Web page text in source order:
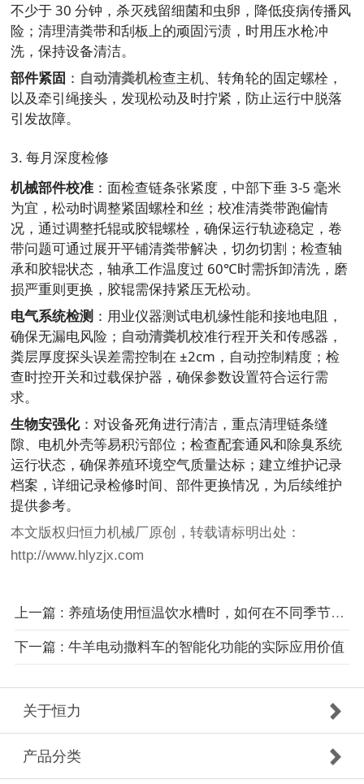
不少于 30 分钟，杀灭残留细菌和虫卵，降低疫病传播风
险；清理清粪带和刮板上的顽固污渍，时用压水枪冲
洗，保持设备清洁。
部件紧固 ： 自动清粪机检查主机、转角轮的固定螺栓，
以及牵引绳接头，发现松动及时拧紧，防止运行中脱落
引发故障。
3. 每月深度检修
机械部件校准 ：面检查链条张紧度，中部下垂 3-5 毫米
为宜，松动时调整紧固螺栓和丝；校准清粪带跑偏情
况，通过调整托辊或胶辊螺栓，确保运行轨迹稳定，卷
带问题可通过展开平铺清粪带解决，切勿切割；检查轴
承和胶辊状态，轴承工作温度过 60℃时需拆卸清洗，磨
损严重则更换，胶辊需保持紧压无松动。
电气系统检测 ：用业仪器测试电机缘性能和接地电阻，
确保无漏电风险； 自动清粪机校准行程开关和传感器，
粪层厚度探头误差需控制在 ±2cm，自动控制精度；检
查时控开关和过载保护器，确保参数设置符合运行需
求。
生物安强化：对设备死角进行清洁，重点清理链条缝
隙、电机外壳等易积污部位；检查配套通风和除臭系统
运行状态，确保养殖环境空气质量达标；建立维护记录
档案，详细记录检修时间、部件更换情况，为后续维护
提供参考。
本文版权归恒力机械厂原创，转载请标明出处：
http://www.hlyzjx.com
上一篇 : 养殖场使用恒温饮水槽时，如何在不同季节优化能耗
下一篇 : 牛羊电动撒料车的智能化功能的实际应用价值
关于恒力
产品分类